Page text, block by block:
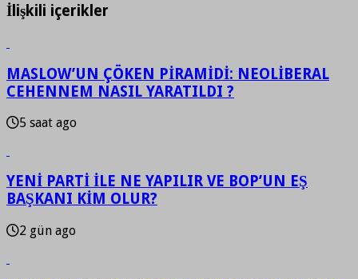
İlişkili içerikler
MASLOW’UN ÇÖKEN PİRAMİDİ: NEOLİBERAL
CEHENNEM NASIL YARATILDI ?
5 saat ago
YENİ PARTİ İLE NE YAPILIR VE BOP’UN EŞ
BAŞKANI KİM OLUR?
2 gün ago